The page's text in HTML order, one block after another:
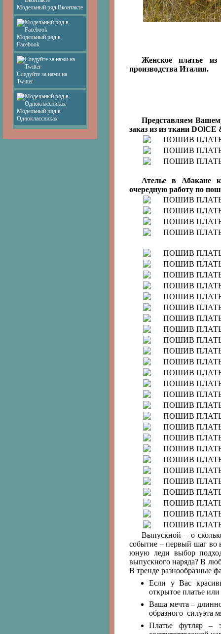
Модельный ряд Вконтакте
Модельный ряд в
Facebook
Следуйте за нами на
Twitter
Модельный ряд в
Одноклассниках
Женское платье
производства Италия.
Представляем
заказ из из ткани
Ателье в Абакане
очередную работу по
Выпускной – о
событие – первый шаг во
юную леди выбор
выпускного наряда? В
В тренде разнообразные
Если у Вас
открытое платье
Ваша мечта –
образного силуэта
Платье футляр –